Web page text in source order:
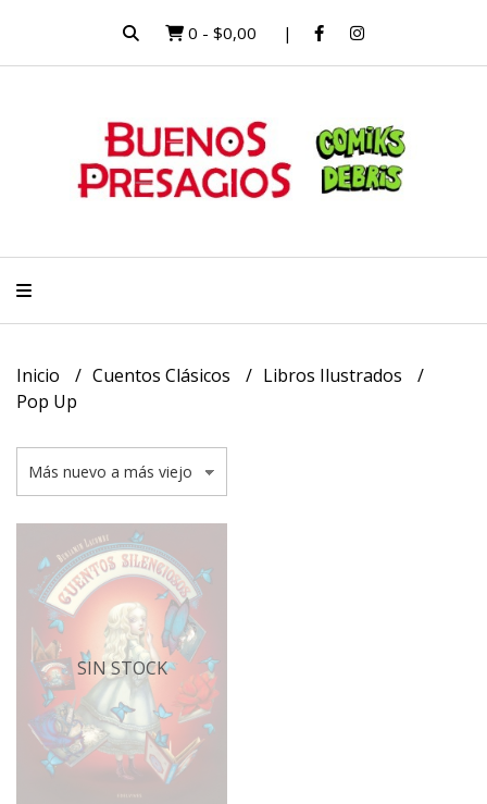
0 - $0,00
Inicio Cuentos Clásicos
Libros Ilustrados
Pop Up
SIN STOCK